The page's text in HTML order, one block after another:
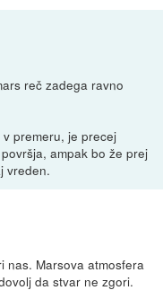
reč zadega ravno
premeru, je precej
ampak bo že prej
vreden.
nas. Marsova atmosfera
da stvar ne zgori.